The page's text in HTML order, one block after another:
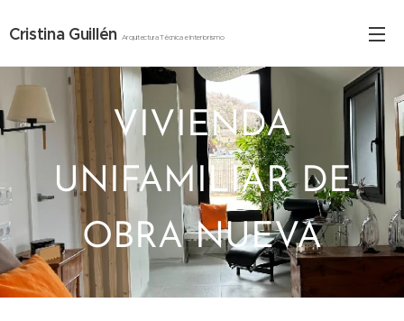
Cristina Guillén ArquitecturaTécnica e Interiorismo
VIVIENDA
UNIFAMILIAR DE
OBRA NUEVA